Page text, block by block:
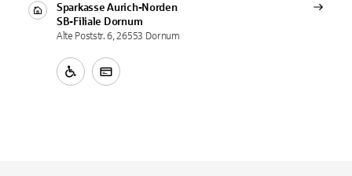
Sparkasse Aurich-Norden
SB-Filiale Dornum
Alte Poststr. 6, 26553 Dornum